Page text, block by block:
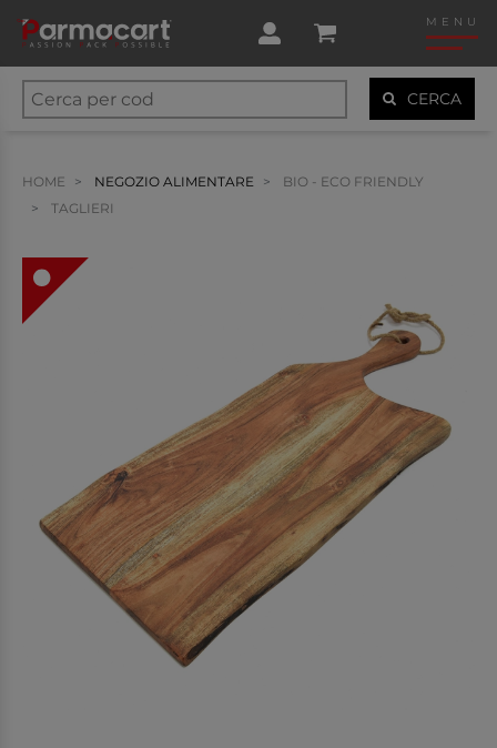
MENU
CERCA
HOME NEGOZIO ALIMENTARE
BIO - ECO FRIENDLY
TAGLIERI